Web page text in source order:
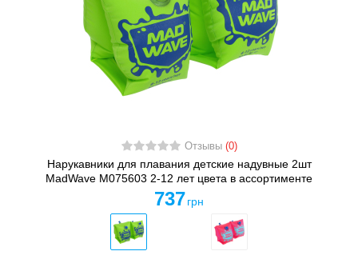
Отзывы (0)
Нарукавники для плавания детские надувные 2шт
MadWave M075603 2-12 лет цвета в ассортименте
737 грн